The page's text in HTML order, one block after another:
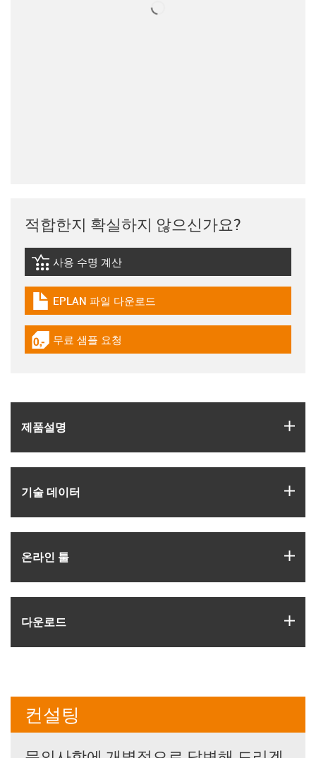
제품­설명
기술 데이터
온라인 툴
다운로드
적합한지 확실하지 않으신가요?
igus-icon-lebensdauerrechner
사용 수명 계산
igus-icon-download-plan
EPLAN 파일 다운로드
igus-icon-gratismuster
무료 샘플 요청
컨설팅